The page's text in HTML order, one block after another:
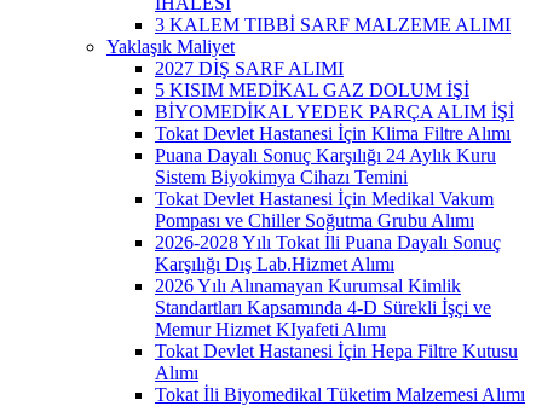
3 KALEM TIBBİ SARF MALZEME ALIMI
Yaklaşık Maliyet
2027 DİŞ SARF ALIMI
5 KISIM MEDİKAL GAZ DOLUM İŞİ
BİYOMEDİKAL YEDEK PARÇA ALIM İŞİ
Tokat Devlet Hastanesi İçin Klima Filtre Alımı
Puana Dayalı Sonuç Karşılığı 24 Aylık Kuru
Sistem Biyokimya Cihazı Temini
Tokat Devlet Hastanesi İçin Medikal Vakum
Pompası ve Chiller Soğutma Grubu Alımı
2026-2028 Yılı Tokat İli Puana Dayalı Sonuç
Karşılığı Dış Lab.Hizmet Alımı
2026 Yılı Alınamayan Kurumsal Kimlik
Standartları Kapsamında 4-D Sürekli İşçi ve
Memur Hizmet KIyafeti Alımı
Tokat Devlet Hastanesi İçin Hepa Filtre Kutusu
Alımı
Tokat İli Biyomedikal Tüketim Malzemesi Alımı